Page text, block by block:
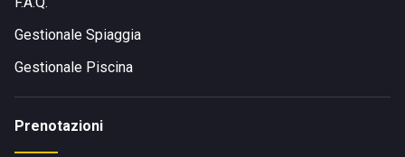
Gestionale Spiaggia
Gestionale Piscina
Prenotazioni